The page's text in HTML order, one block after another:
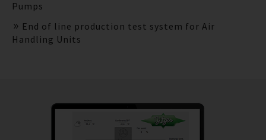
Pumps
End of line production test system for Air
Handling Units